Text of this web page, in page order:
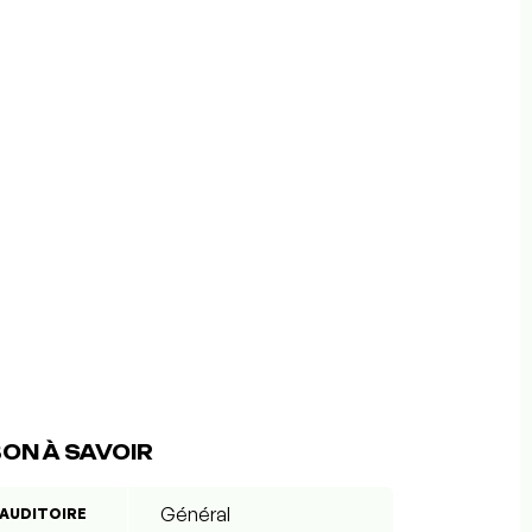
À SAVOIR
AUDITOIRE Général